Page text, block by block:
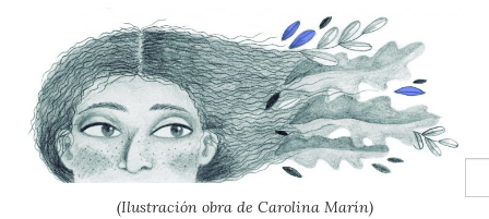
QUIÉN ES
(Ilustración obra de Carolina Marín)
Buscar